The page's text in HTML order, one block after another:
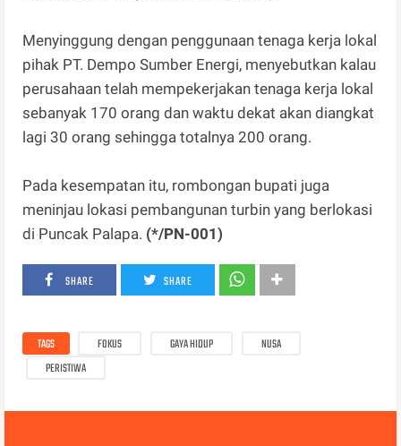
Menyinggung dengan penggunaan tenaga kerja lokal
pihak PT. Dempo Sumber Energi, menyebutkan kalau
perusahaan telah mempekerjakan tenaga kerja lokal
sebanyak 170 orang dan waktu dekat akan diangkat
lagi 30 orang sehingga totalnya 200 orang.
Pada kesempatan itu, rombongan bupati juga
meninjau lokasi pembangunan turbin yang berlokasi
di Puncak Palapa. (*/PN-001)
SHARE SHARE
TAGS FOKUS GAYA HIDUP
NUSA
PERISTIWA